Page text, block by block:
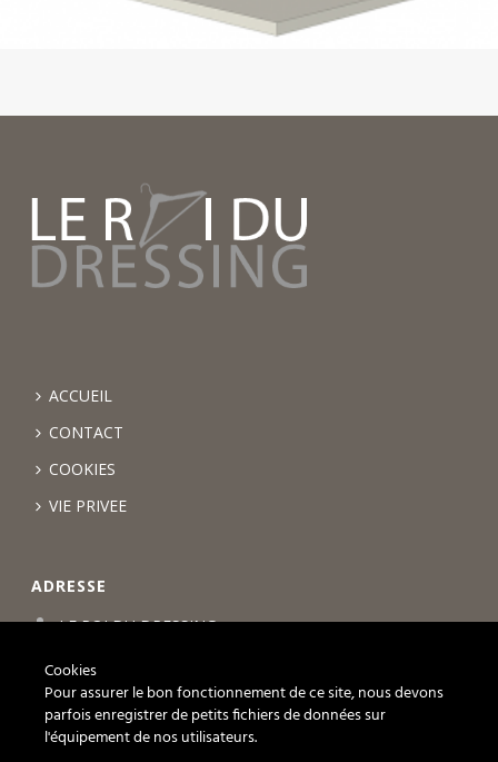
ACCUEIL
CONTACT
COOKIES
VIE PRIVEE
ADRESSE
LE ROI DU DRESSING
Chemin des Lentillières 18 box D14
1023 Crissier
+41 21 588 07 69
Cookies
Pour assurer le bon fonctionnement de ce site, nous devons
parfois enregistrer de petits fichiers de données sur
l'équipement de nos utilisateurs.